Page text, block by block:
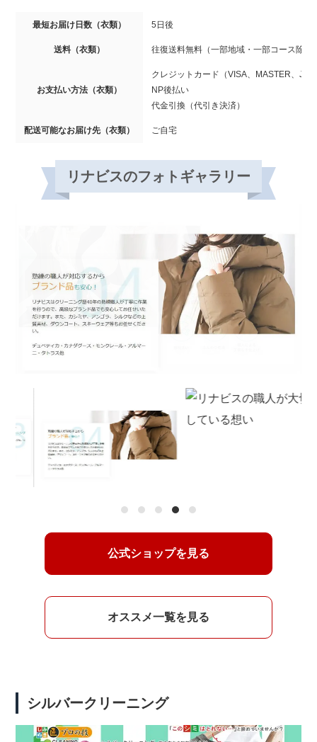
最短お届け日数（衣類） 5日後
送料（衣類） 往復送料無料（一部地域・一部コース除く
お支払い方法（衣類）
クレジットカード（VISA、MASTER、
NP後払い
代金引換（代引き決済）
配送可能なお届け先（衣類） ご自宅
リナビスのフォトギャラリー
1 2 3 4
公式ショップを見る
オススメ一覧を見る
シルバークリーニング